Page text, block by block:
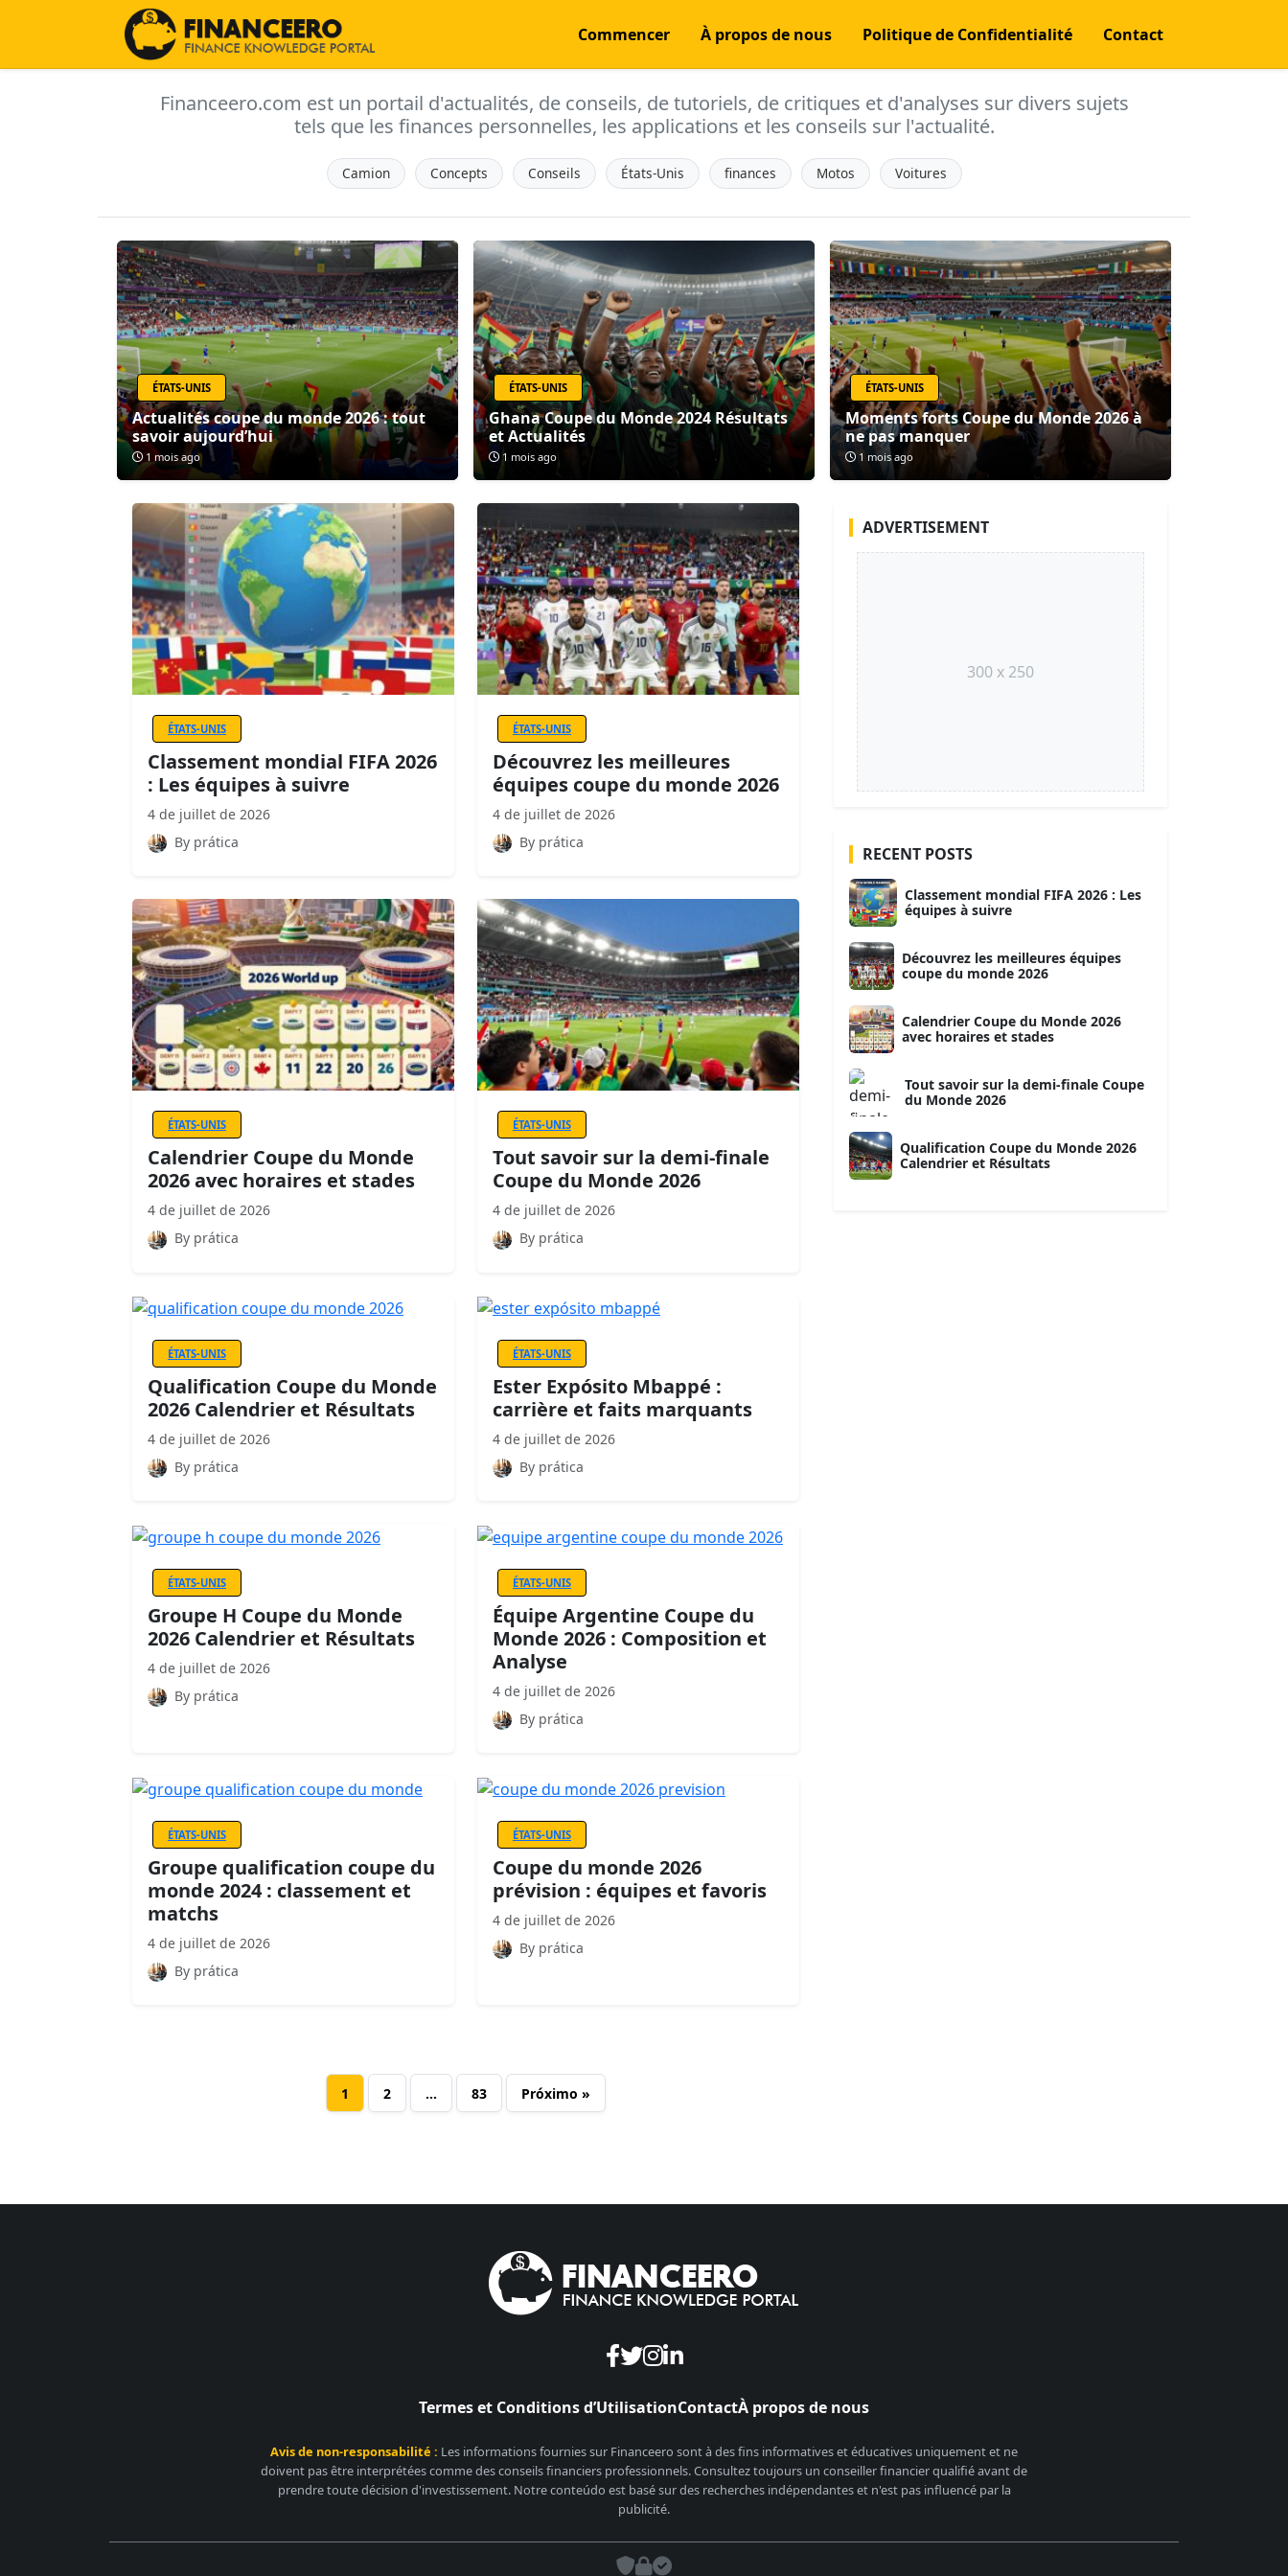
Commencer À propos de nous Politique de Confidentialité Contact
Financeero.com est un portail d'actualités, de conseils, de tutoriels, de critiques et d'analyses sur divers sujets
tels que les finances personnelles, les applications et les conseils sur l'actualité.
Camion Concepts Conseils États-Unis finances Motos Voitures
ÉTATS-UNIS
Actualités coupe du monde 2026 : tout
savoir aujourd’hui
1 mois ago
ÉTATS-UNIS
Ghana Coupe du Monde 2024 Résultats
et Actualités
1 mois ago
ÉTATS-UNIS
Moments forts Coupe du Monde 2026 à
ne pas manquer
1 mois ago
ÉTATS-UNIS
Classement mondial FIFA 2026
: Les équipes à suivre
4 de juillet de 2026
By prática
ÉTATS-UNIS
Découvrez les meilleures
équipes coupe du monde 2026
4 de juillet de 2026
By prática
ÉTATS-UNIS
Calendrier Coupe du Monde
2026 avec horaires et stades
4 de juillet de 2026
By prática
ÉTATS-UNIS
Tout savoir sur la demi-finale
Coupe du Monde 2026
4 de juillet de 2026
By prática
ÉTATS-UNIS
Qualification Coupe du Monde
2026 Calendrier et Résultats
4 de juillet de 2026
By prática
ÉTATS-UNIS
Ester Expósito Mbappé :
carrière et faits marquants
4 de juillet de 2026
By prática
ÉTATS-UNIS
Groupe H Coupe du Monde
2026 Calendrier et Résultats
4 de juillet de 2026
By prática
ÉTATS-UNIS
Équipe Argentine Coupe du
Monde 2026 : Composition et
Analyse
4 de juillet de 2026
By prática
ÉTATS-UNIS
Groupe qualification coupe du
monde 2024 : classement et
matchs
4 de juillet de 2026
By prática
ÉTATS-UNIS
Coupe du monde 2026
prévision : équipes et favoris
4 de juillet de 2026
By prática
1 2 … 83 Próximo »
ADVERTISEMENT
300 x 250
RECENT POSTS
Classement mondial FIFA 2026 : Les
équipes à suivre
Découvrez les meilleures équipes
coupe du monde 2026
Calendrier Coupe du Monde 2026
avec horaires et stades
Tout savoir sur la demi-finale Coupe
du Monde 2026
Qualification Coupe du Monde 2026
Calendrier et Résultats
Termes et Conditions d’UtilisationContactÀ propos de nous
Avis de non-responsabilité : Les informations fournies sur Financeero sont à des fins informatives et éducatives uniquement et ne
doivent pas être interprétées comme des conseils financiers professionnels. Consultez toujours un conseiller financier qualifié avant de
prendre toute décision d'investissement. Notre conteúdo est basé sur des recherches indépendantes et n'est pas influencé par la
publicité.